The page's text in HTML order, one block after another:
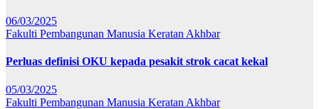
06/03/2025
Fakulti Pembangunan Manusia Keratan Akhbar
Perluas definisi OKU kepada pesakit strok cacat kekal
05/03/2025
Fakulti Pembangunan Manusia Keratan Akhbar